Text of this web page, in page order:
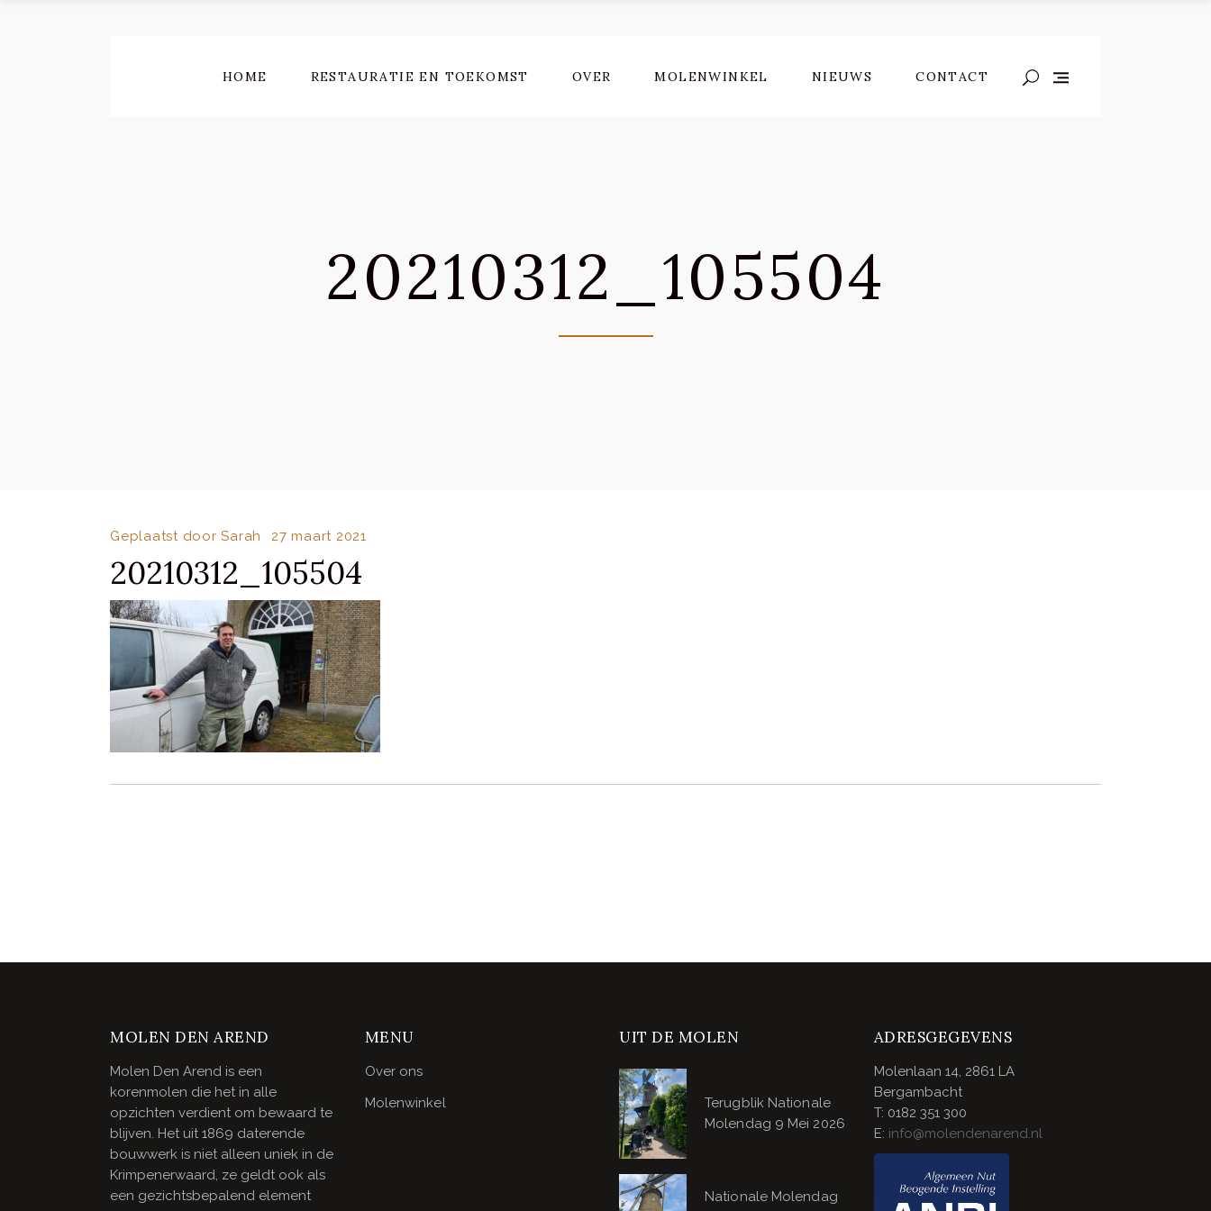
HOME RESTAURATIE EN TOEKOMST OVER MOLENWINKEL NIEUWS CONTACT
20210312_105504
Geplaatst doorSarah 27 maart 2021
20210312_105504
MOLEN DEN AREND
Molen Den Arend is een
korenmolen die het in alle
opzichten verdient om bewaard te
blijven. Het uit 1869 daterende
bouwwerk is niet alleen uniek in de
Krimpenerwaard, ze geldt ook als
een gezichtsbepalend element
MENU
Over ons
Molenwinkel
UIT DE MOLEN
Terugblik Nationale
Molendag 9 Mei 2026
Nationale Molendag
ADRESGEGEVENS
Molenlaan 14, 2861 LA
Bergambacht
T: 0182 351 300
E: info@molendenarend.nl